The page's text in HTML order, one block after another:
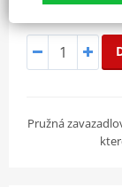
309 Kč
Pružná